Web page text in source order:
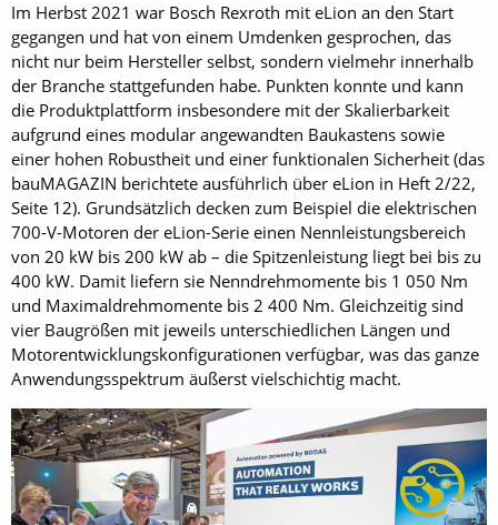
Im Herbst 2021 war Bosch Rexroth mit eLion an den Start
gegangen und hat von einem Umdenken gesprochen, das
nicht nur beim Hersteller selbst, sondern vielmehr innerhalb
der Branche stattgefunden habe. Punkten konnte und kann
die Produktplattform insbesondere mit der Skalierbarkeit
aufgrund eines modular angewandten Baukastens sowie
einer hohen Robustheit und einer funktionalen Sicherheit (das
bauMAGAZIN berichtete ausführlich über eLion in Heft 2/22,
Seite 12). Grundsätzlich decken zum Beispiel die elektrischen
700-V-Motoren der eLion-Serie einen Nennleistungsbereich
von 20 kW bis 200 kW ab – die Spitzenleistung liegt bei bis zu
400 kW. Damit liefern sie Nenndrehmomen­te bis 1 050 Nm
und Maximaldrehmomente bis 2 400 Nm. Gleichzeitig sind
vier Baugrößen mit jeweils unterschiedlichen Längen und
Motorentwicklungskonfigurationen verfügbar, was das ganze
Anwendungsspektrum äußerst vielschichtig macht.